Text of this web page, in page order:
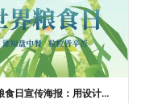
世界粮食日宣传海报：用设计传递"粮"心，让每一粒米都有声音